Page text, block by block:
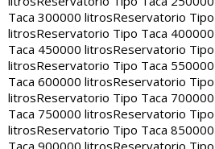
Taca 300000 litrosReservatorio
litrosReservatorio Tipo Taca
Taca 450000 litrosReservatorio
litrosReservatorio Tipo Taca
Taca 600000 litrosReservatorio
litrosReservatorio Tipo Taca
Taca 750000 litrosReservatorio
litrosReservatorio Tipo Taca